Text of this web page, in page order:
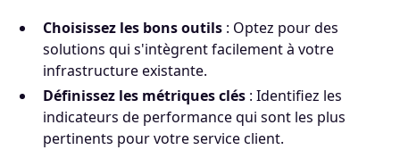
Choisissez les bons outils : Optez pour des
solutions qui s'intègrent facilement à votre
infrastructure existante.
Définissez les métriques clés : Identifiez les
indicateurs de performance qui sont les plus
pertinents pour votre service client.